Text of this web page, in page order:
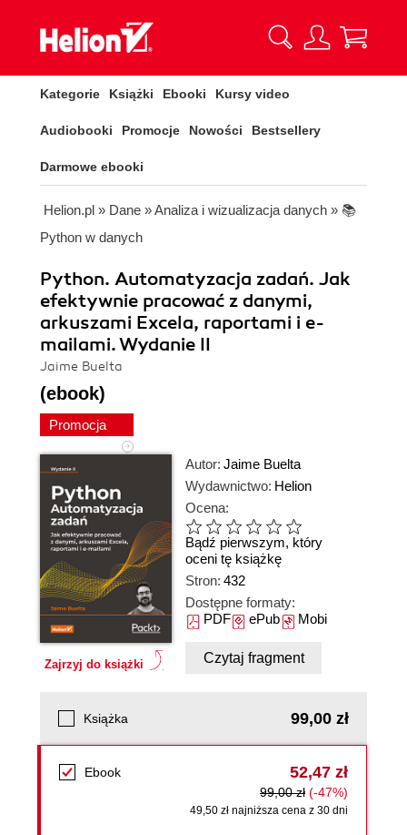
Kategorie Książki Ebooki Kursy video
Audiobooki Promocje Nowości Bestsellery
Darmowe ebooki
Helion.pl » Dane »Analiza i wizualizacja danych » 📚
Python w danych
Python. Automatyzacja zadań. Jak
efektywnie pracować z danymi,
arkuszami Excela, raportami i e-
mailami. Wydanie II
Jaime Buelta
(ebook)
Promocja
Zajrzyj do książki
Autor: Jaime Buelta
Wydawnictwo: Helion
Ocena:
Bądź pierwszym, który
oceni tę książkę
Stron: 432
Dostępne formaty:
PDFePubMobi
Czytaj fragment
Książka 99,00 zł
Ebook 52,47 zł
99,00 zł (-47%)
49,50 zł najniższa cena z 30 dni